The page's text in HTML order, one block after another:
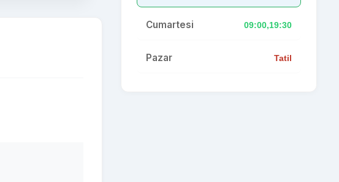
Cumartesi 09:00,19:30
Pazar Tatil